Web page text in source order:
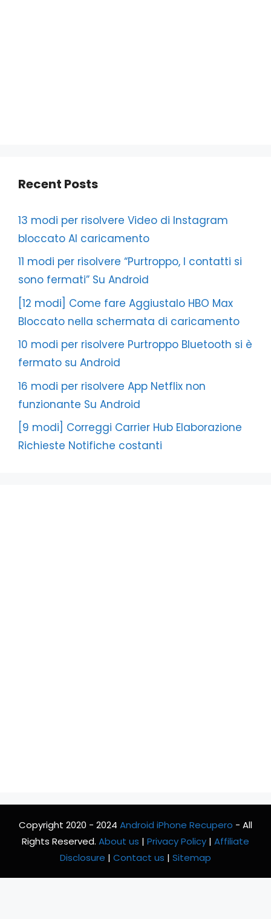
Recent Posts
13 modi per risolvere Video di Instagram
bloccato Al caricamento
11 modi per risolvere “Purtroppo, I contatti si
sono fermati” Su Android
[12 modi] Come fare Aggiustalo HBO Max
Bloccato nella schermata di caricamento
10 modi per risolvere Purtroppo Bluetooth si è
fermato su Android
16 modi per risolvere App Netflix non
funzionante Su Android
[9 modi] Correggi Carrier Hub Elaborazione
Richieste Notifiche costanti
Copyright 2020 - 2024 Android iPhone Recupero - All
Rights Reserved. About us | Privacy Policy | Affiliate
Disclosure | Contact us | Sitemap